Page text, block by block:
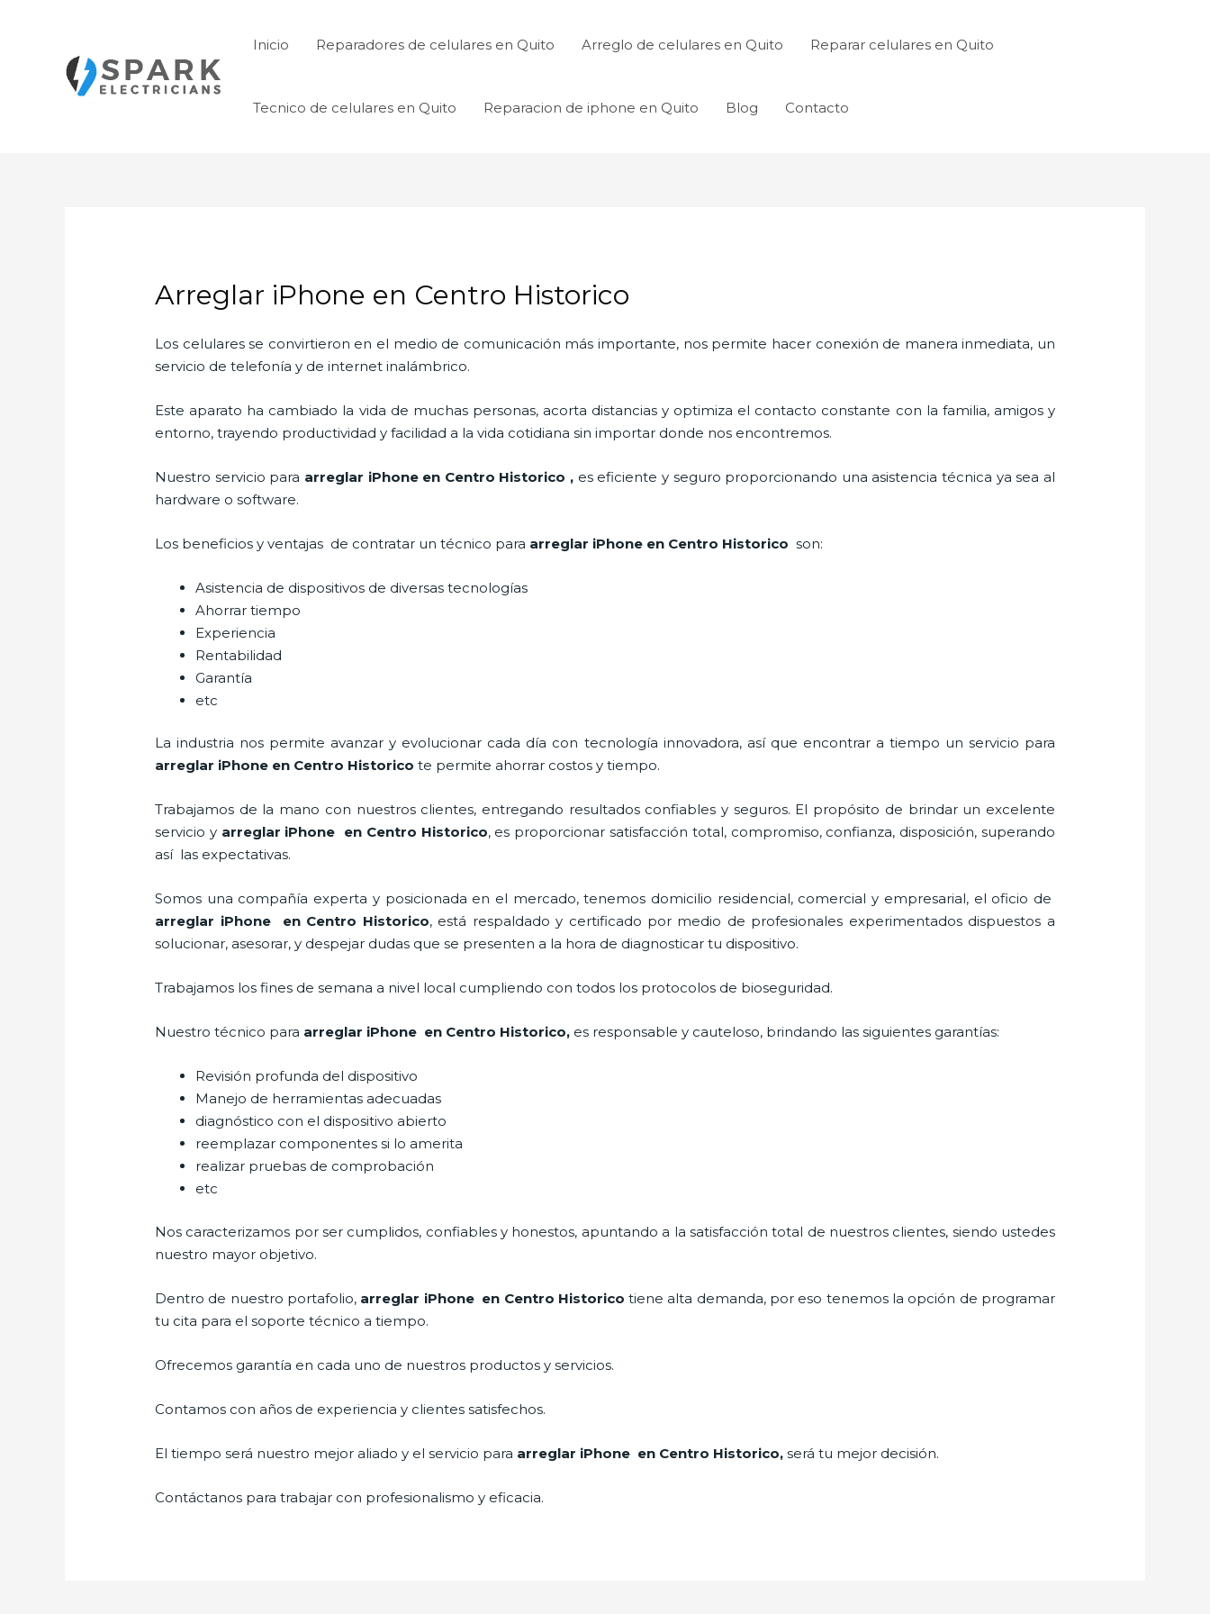
Inicio Reparadores de celulares en Quito Arreglo de celulares en Quito Reparar celulares en Quito
Tecnico de celulares en Quito Reparacion de iphone en Quito Blog Contacto
Arreglar iPhone en Centro Historico
Los celulares se convirtieron en el medio de comunicación más importante, nos permite hacer conexión de manera inmediata, un
servicio de telefonía y de internet inalámbrico.
Este aparato ha cambiado la vida de muchas personas, acorta distancias y optimiza el contacto constante con la familia, amigos y
entorno, trayendo productividad y facilidad a la vida cotidiana sin importar donde nos encontremos.
Nuestro servicio para arreglar iPhone en Centro Historico , es eficiente y seguro proporcionando una asistencia técnica ya sea al
hardware o software.
Los beneficios y ventajas de contratar un técnico para arreglar iPhone en Centro Historicoson:
Asistencia de dispositivos de diversas tecnologías
Ahorrar tiempo
Experiencia
Rentabilidad
Garantía
etc
La industria nos permite avanzar y evolucionar cada día con tecnología innovadora, así que encontrar a tiempo un servicio para
arreglar iPhone en Centro Historico te permite ahorrar costos y tiempo.
Trabajamos de la mano con nuestros clientes, entregando resultados confiables y seguros. El propósito de brindar un excelente
servicio y arreglar iPhone en Centro Historico, es proporcionar satisfacción total, compromiso, confianza, disposición, superando
así las expectativas.
Somos una compañía experta y posicionada en el mercado, tenemos domicilio residencial, comercial y empresarial, el oficio de
arreglar iPhoneen Centro Historico, está respaldado y certificado por medio de profesionales experimentados dispuestos a
solucionar, asesorar, y despejar dudas que se presenten a la hora de diagnosticar tu dispositivo.
Trabajamos los fines de semana a nivel local cumpliendo con todos los protocolos de bioseguridad.
Nuestro técnico para arreglar iPhone en Centro Historico, es responsable y cauteloso, brindando las siguientes garantías:
Revisión profunda del dispositivo
Manejo de herramientas adecuadas
diagnóstico con el dispositivo abierto
reemplazar componentes si lo amerita
realizar pruebas de comprobación
etc
Nos caracterizamos por ser cumplidos, confiables y honestos, apuntando a la satisfacción total de nuestros clientes, siendo ustedes
nuestro mayor objetivo.
Dentro de nuestro portafolio, arreglar iPhoneen Centro Historico tiene alta demanda, por eso tenemos la opción de programar
tu cita para el soporte técnico a tiempo.
Ofrecemos garantía en cada uno de nuestros productos y servicios.
Contamos con años de experiencia y clientes satisfechos.
El tiempo será nuestro mejor aliado y el servicio para arreglar iPhone en Centro Historico,será tu mejor decisión.
Contáctanos para trabajar con profesionalismo y eficacia.